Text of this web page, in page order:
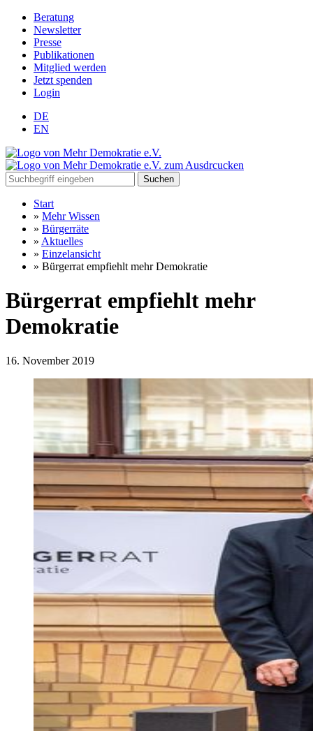
Beratung
Newsletter
Presse
Publikationen
Mitglied werden
Jetzt spenden
Login
DE
EN
Suchen
Start
» Mehr Wissen
» Bürgerräte
» Aktuelles
» Einzelansicht
» Bürgerrat empfiehlt mehr Demokratie
Bürgerrat empfiehlt mehr
Demokratie
16. November 2019